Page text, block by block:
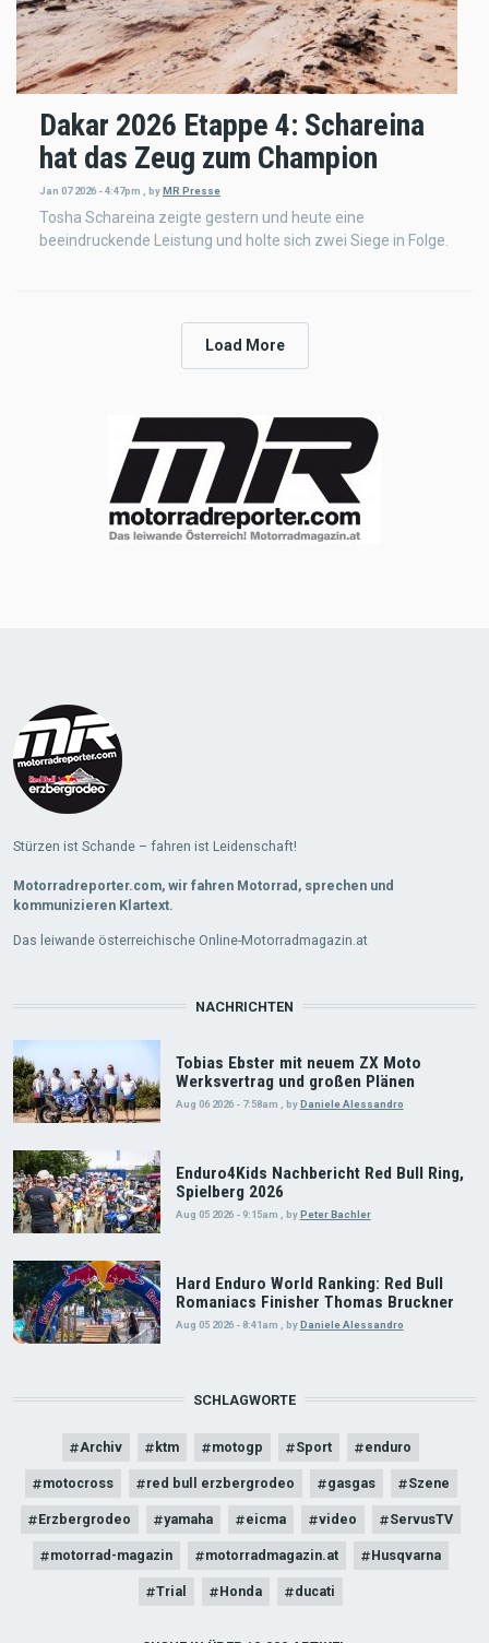
Dakar 2026 Etappe 4: Schareina
hat das Zeug zum Champion
Jan 07 2026 - 4:47pm byMR Presse
Tosha Schareina zeigte gestern und heute eine
beeindruckende Leistung und holte sich zwei Siege in Folge.
Load More
Stürzen ist Schande – fahren ist Leidenschaft!
Motorradreporter.com, wir fahren Motorrad, sprechen und
kommunizieren Klartext.
Das leiwande österreichische Online-Motorradmagazin.at
NACHRICHTEN
Tobias Ebster mit neuem ZX Moto
Werksvertrag und großen Plänen
Aug 06 2026 - 7:58am , by Daniele Alessandro
Enduro4Kids Nachbericht Red Bull Ring,
Spielberg 2026
Aug 05 2026 - 9:15am byPeter Bachler
Hard Enduro World Ranking: Red Bull
Romaniacs Finisher Thomas Bruckner
Aug 05 2026 - 8:41am byDaniele Alessandro
SCHLAGWORTE
Archiv ktm motogp Sport enduro
motocross red bull erzbergrodeo gasgas Szene
Erzbergrodeo yamaha eicma video ServusTV
motorrad-magazin motorradmagazin.at Husqvarna
Trial Honda ducati